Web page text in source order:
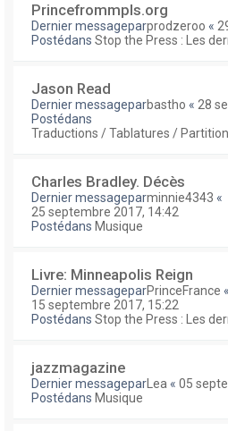
Princefrommpls.org
Dernier messageparprodzeroo «
Postédans Stop the Press : Les
Jason Read
Dernier messageparbastho « 28
Postédans
Traductions / Tablatures /
Charles Bradley. Décès
Dernier messageparminnie4343 «
25 septembre 2017, 14:42
Postédans Musique
Livre: Minneapolis Reign
Dernier messageparPrinceFrance «
15 septembre 2017, 15:22
Postédans Stop the Press : Les
jazzmagazine
Dernier messagepar Lea « 05
Postédans Musique